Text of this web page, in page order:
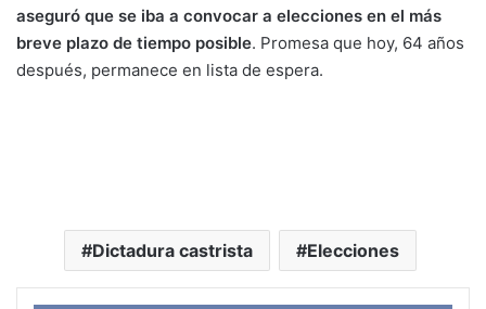
aseguró que se iba a convocar a elecciones en el más
breve plazo de tiempo posible. Promesa que hoy, 64 años
después, permanece en lista de espera.
Dictadura castrista Elecciones